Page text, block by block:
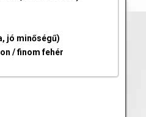
jó minőségű)
/ finom fehér